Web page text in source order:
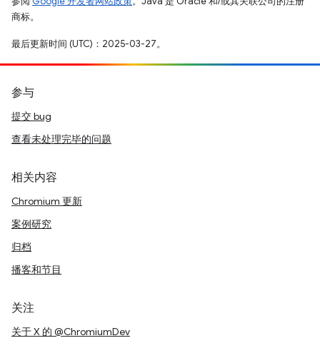
商标。
最后更新时间 (UTC)：2025-03-27。
参与
提交 bug
查看未处理完毕的问题
相关内容
Chromium 更新
案例研究
归档
播客和节目
关注
关于 X 的 @ChromiumDev